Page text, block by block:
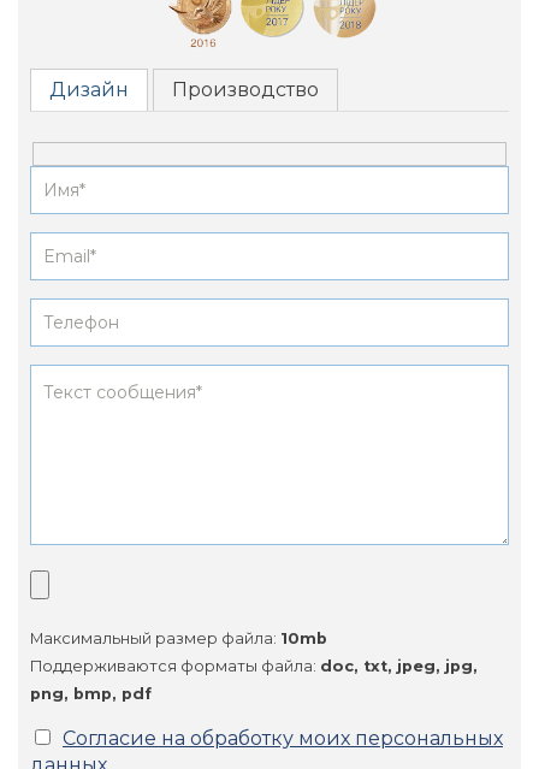
Дизайн Производство
Максимальный размер файла: 10mb
Поддерживаются форматы файла: doc, txt, jpeg, jpg,
png, bmp, pdf
Согласие на обработку моих персональных
данных